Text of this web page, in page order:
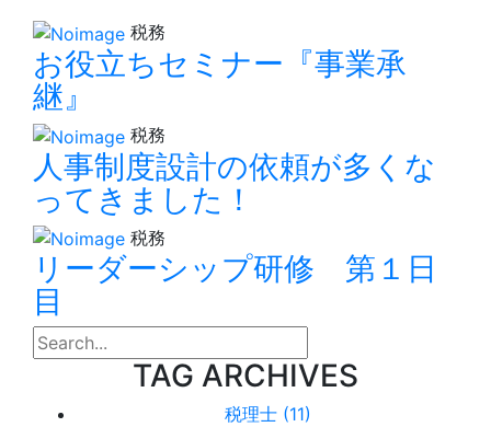
税務
お役立ちセミナー『事業承
継』
税務
人事制度設計の依頼が多くな
ってきました！
税務
リーダーシップ研修 第１日
目
search
TAG ARCHIVES
税理士 (11)